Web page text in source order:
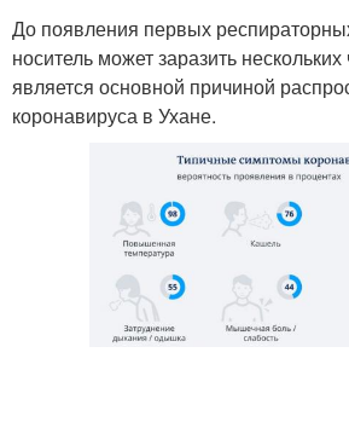
До появления первых
носитель может заразить
является основной причиной
коронавируса в Ухане.